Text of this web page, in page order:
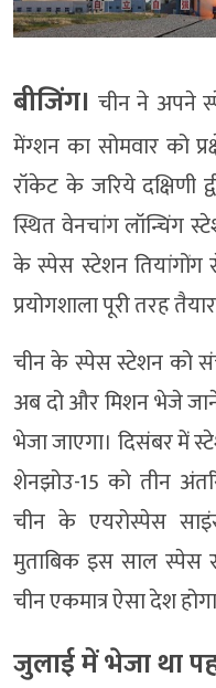
बीजिंग। चीन ने अपने
मेंग्शन का सोमवार को
रॉकेट के जरिये दक्षिणी
स्थित वेनचांग लॉन्चिंग
के स्पेस स्टेशन तियांगोंग
प्रयोगशाला पूरी तरह
चीन के स्पेस स्टेशन को
अब दो और मिशन भेजे
भेजा जाएगा। दिसंबर में
शेनझोउ-15 को तीन
चीन के एयरोस्पेस
मुताबिक इस साल स्पेस
चीन एकमात्र ऐसा देश
जुलाई में भेजा था